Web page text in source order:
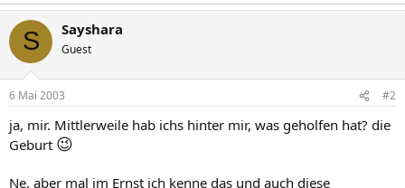
S Sayshara
Guest
6 Mai 2003 #2
ja, mir. Mittlerweile hab ichs hinter mir, was geholfen hat? die
Geburt 😉
Ne, aber mal im Ernst ich kenne das und auch diese